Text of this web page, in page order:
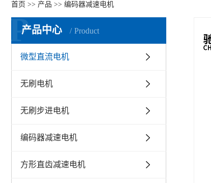
首页 >> 产品 >> 编码器减速电机
产品中心 Product
P
微型直流电机
无刷电机
无刷步进电机
编码器减速电机
方形直齿减速电机